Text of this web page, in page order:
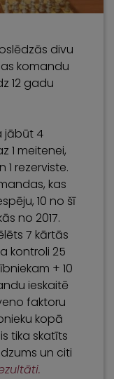
divu
komandu
12 gadu
jābūt 4
1 meitenei,
1 rezerviste.
kas
10 no šī
no 2017.
7 kārtās
kontroli 25
+ 10
ieskaitē
faktoru
kopā
tika skatīts
un citi